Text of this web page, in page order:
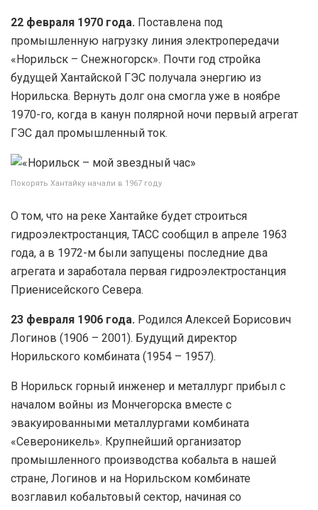
22 февраля 1970 года. Поставлена под
промышленную нагрузку линия электропередачи
«Норильск – Снежногорск». Почти год стройка
будущей Хантайской ГЭС получала энергию из
Норильска. Вернуть долг она смогла уже в ноябре
1970-го, когда в канун полярной ночи первый агрегат
ГЭС дал промышленный ток.
Покорять Хантайку начали в 1967 году
О том, что на реке Хантайке будет строиться
гидроэлектростанция, ТАСС сообщил в апреле 1963
года, а в 1972-м были запущены последние два
агрегата и заработала первая гидроэлектростанция
Приенисейского Севера.
23 февраля 1906 года. Родился Алексей Борисович
Логинов (1906 – 2001). Будущий директор
Норильского комбината (1954 – 1957).
В Норильск горный инженер и металлург прибыл с
началом войны из Мончегорска вместе с
эвакуированными металлургами комбината
«Североникель». Крупнейший организатор
промышленного производства кобальта в нашей
стране, Логинов и на Норильском комбинате
возглавил кобальтовый сектор, начиная со